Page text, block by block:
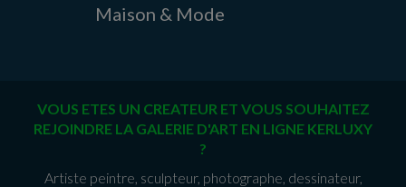
Maison & Mode
VOUS ETES UN CREATEUR ET VOUS SOUHAITEZ
REJOINDRE LA GALERIE D'ART EN LIGNE KERLUXY
?
Artiste peintre, sculpteur, photographe, dessinateur,